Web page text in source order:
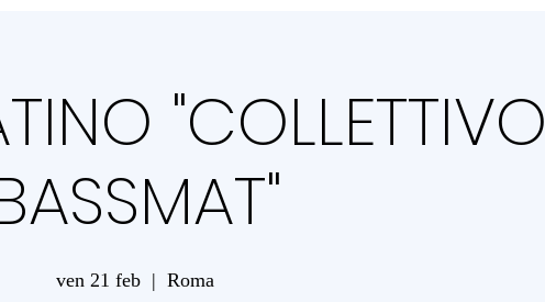
"COLLETTIVO
ven 21 feb
  |
Roma